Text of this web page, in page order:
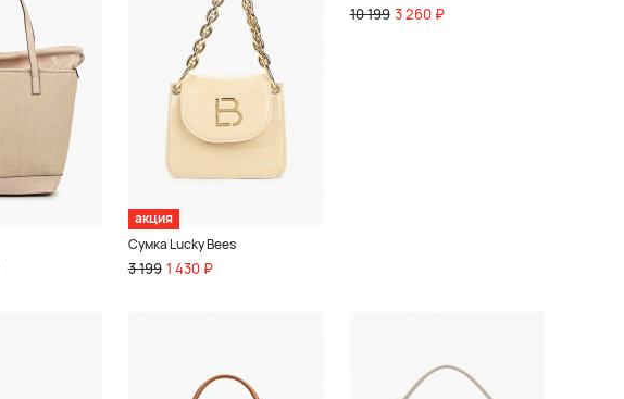
акция
Сумка Lucky Bees
3 199 1 430 ₽
10 199 3 260 ₽